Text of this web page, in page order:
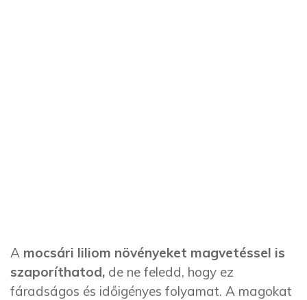
A mocsári liliom növényeket magvetéssel is
szaporíthatod, de ne feledd, hogy ez
fáradságos és időigényes folyamat. A magokat